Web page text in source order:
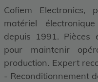
Cofiem Electronics,
matériel
depuis 1991. Pièces
pour maintenir
production. Expert
- Reconditionnement